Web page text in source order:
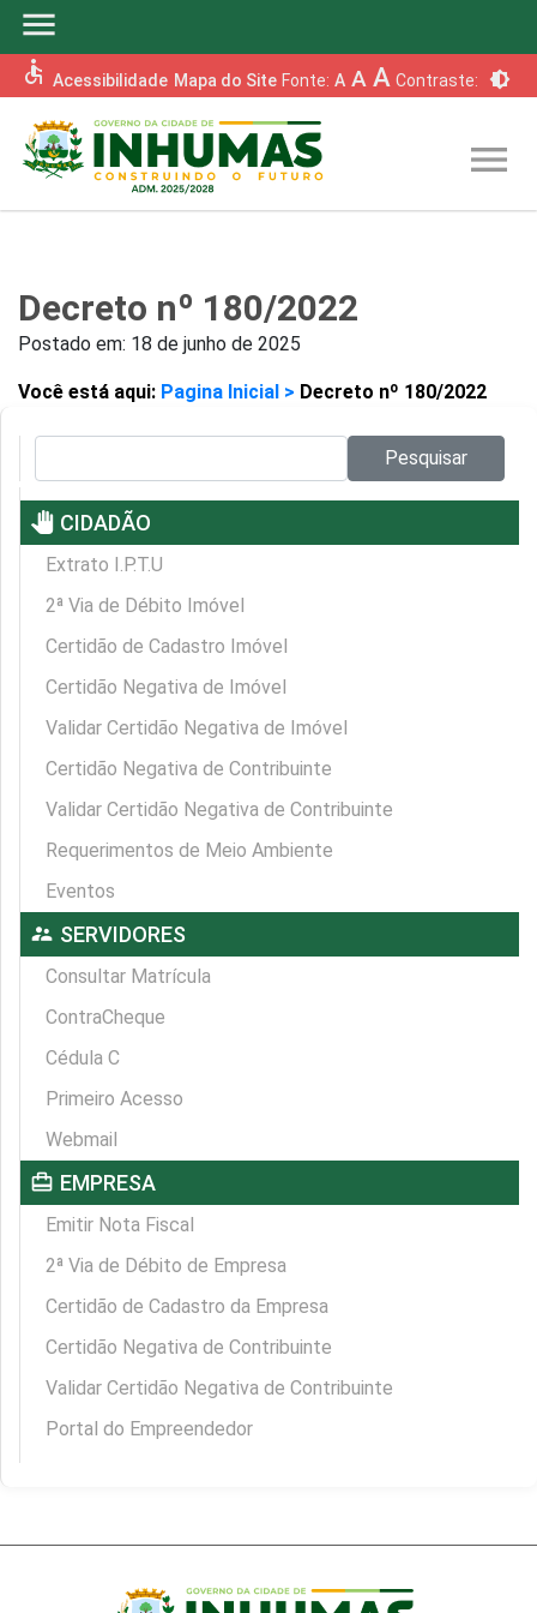
menu
accessible Acessibilidade Mapa do Site Fonte: A A A Contraste: brightness_6
menu
Decreto nº 180/2022
Postado em: 18 de junho de 2025
Você está aqui: Pagina Inicial > Decreto nº 180/2022
Pesquisar
pan_tool CIDADÃO
Extrato I.P.T.U
2ª Via de Débito Imóvel
Certidão de Cadastro Imóvel
Certidão Negativa de Imóvel
Validar Certidão Negativa de Imóvel
Certidão Negativa de Contribuinte
Validar Certidão Negativa de Contribuinte
Requerimentos de Meio Ambiente
Eventos
supervisor_account SERVIDORES
Consultar Matrícula
ContraCheque
Cédula C
Primeiro Acesso
Webmail
card_travel EMPRESA
Emitir Nota Fiscal
2ª Via de Débito de Empresa
Certidão de Cadastro da Empresa
Certidão Negativa de Contribuinte
Validar Certidão Negativa de Contribuinte
Portal do Empreendedor